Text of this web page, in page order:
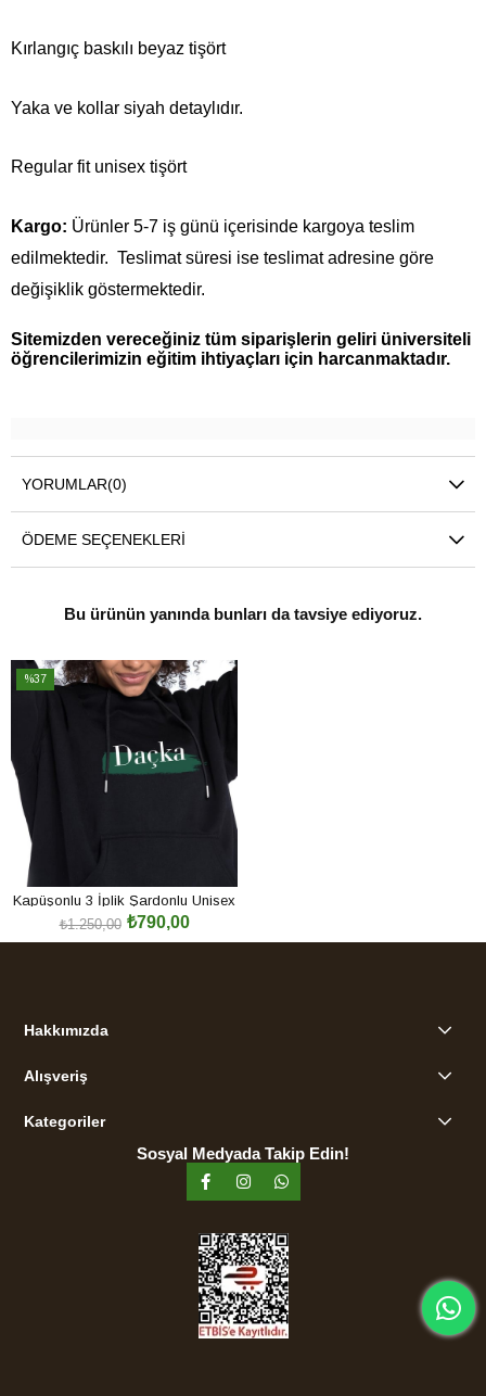
Kırlangıç baskılı beyaz tişört
Yaka ve kollar siyah detaylıdır.
Regular fit unisex tişört
Kargo: Ürünler 5-7 iş günü içerisinde kargoya teslim
edilmektedir. Teslimat süresi ise teslimat adresine göre
değişiklik göstermektedir.
Sitemizden vereceğiniz tüm siparişlerin geliri üniversiteli
öğrencilerimizin eğitim ihtiyaçları için harcanmaktadır.
YORUMLAR(0)
ÖDEME SEÇENEKLERI
Bu ürünün yanında bunları da tavsiye ediyoruz.
%37
Kapüşonlu 3 İplik Şardonlu Unisex
Hoodie₺790,00
₺1.250,00
SEPETE EKLE
Hakkımızda
Alışveriş
Kategoriler
Sosyal Medyada Takip Edin!